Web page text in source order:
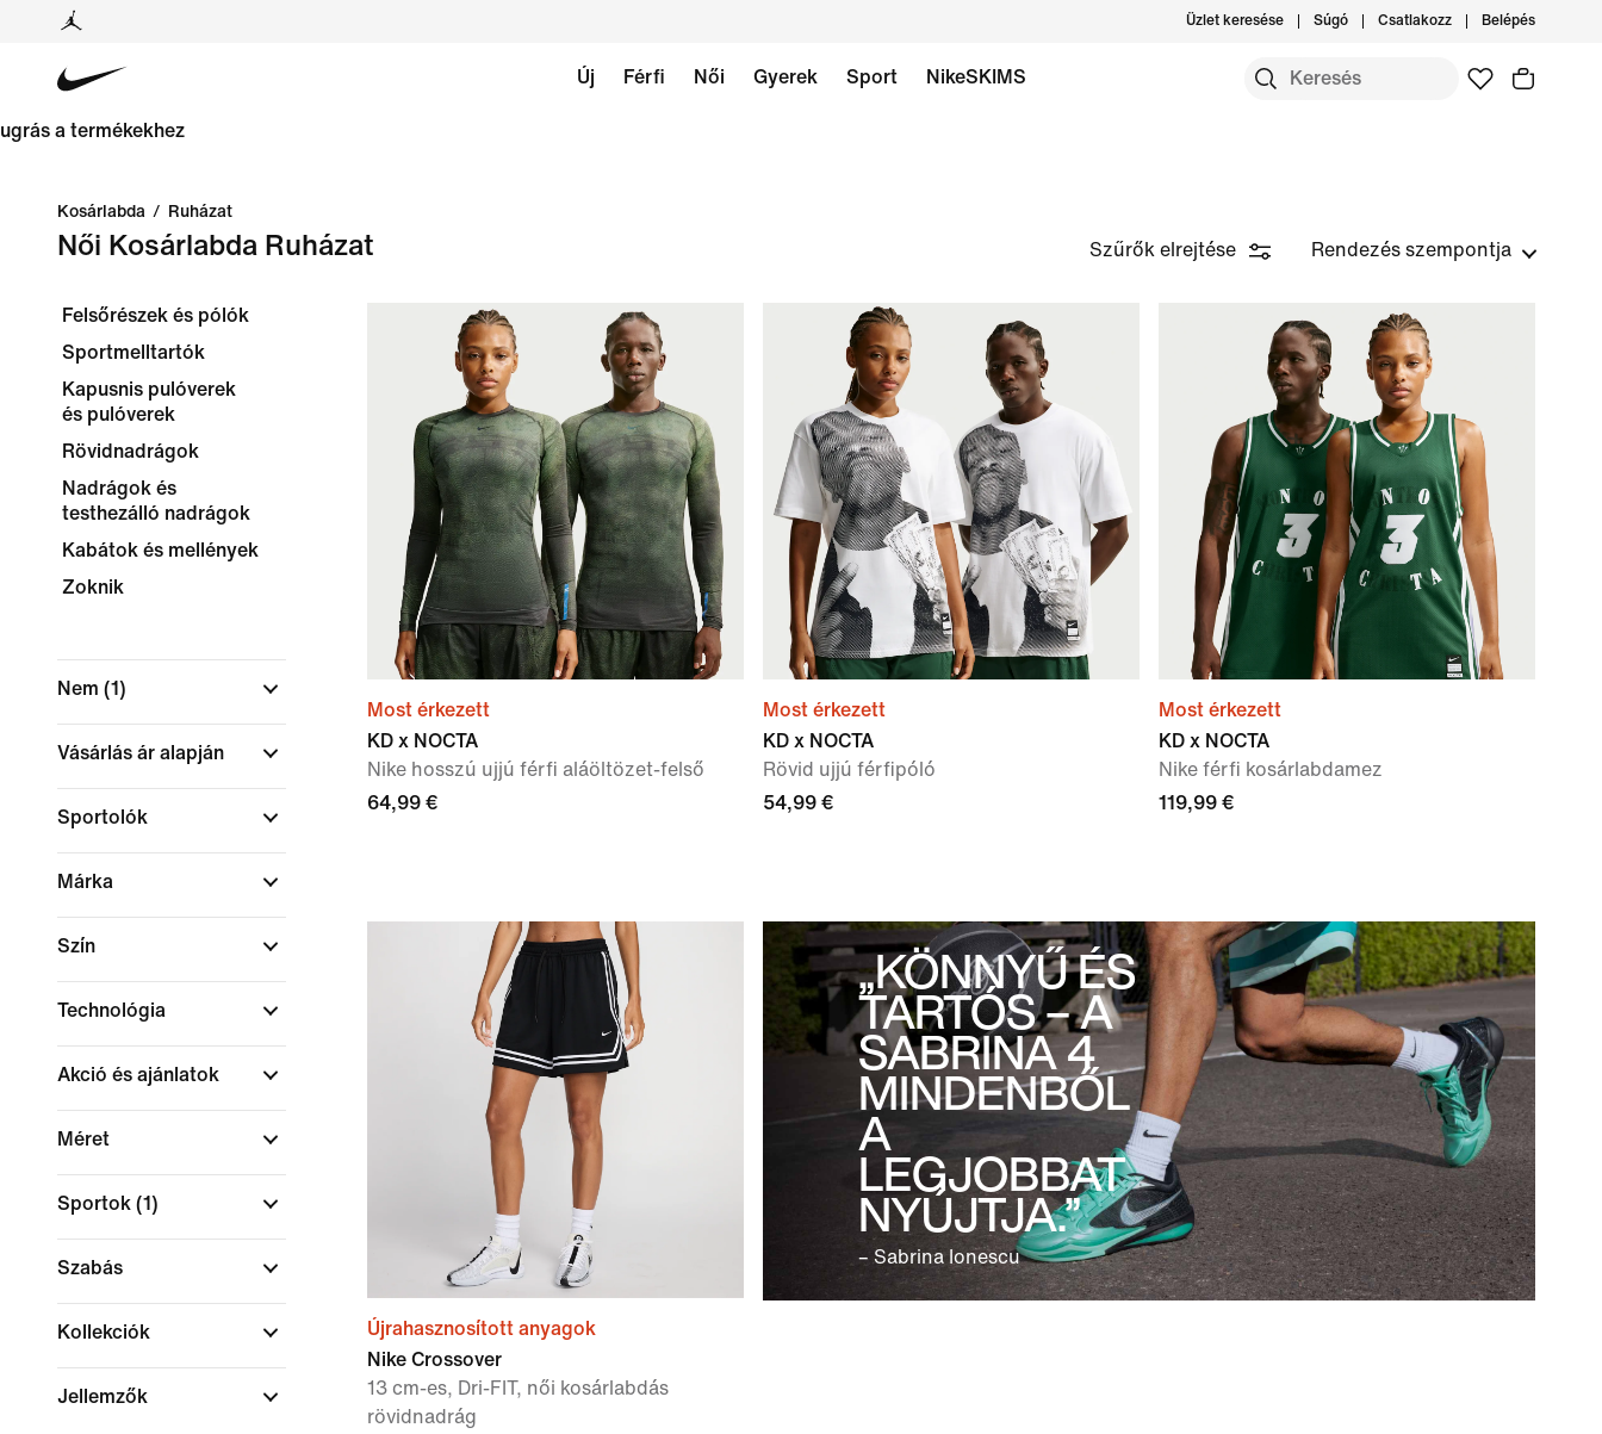
Üzlet keresése Súgó Csatlakozz Belépés
Új Férfi Női Gyerek Sport NikeSKIMS
ugrás a termékekhez
Kosárlabda / Ruházat
Női Kosárlabda Ruházat Szűrők elrejtése Rendezés szempontja
Felsőrészek és pólók
Sportmelltartók
Kapusnis pulóverek
és pulóverek
Rövidnadrágok
Nadrágok és
testhezálló nadrágok
Kabátok és mellények
Zoknik
Nem (1)
Vásárlás ár alapján
Sportolók
Márka
Szín
Technológia
Akció és ajánlatok
Méret
Sportok (1)
Szabás
Kollekciók
Jellemzők
Most érkezett
KD x NOCTA
Nike hosszú ujjú férfi aláöltözet-felső
64,99 €
Most érkezett
KD x NOCTA
Rövid ujjú férfipóló
54,99 €
Most érkezett
KD x NOCTA
Nike férfi kosárlabdamez
119,99 €
Újrahasznosított anyagok
Nike Crossover
13 cm-es, Dri-FIT, női kosárlabdás
rövidnadrág
„KÖNNYŰ ÉS
TARTÓS – A
SABRINA 4
MINDENBŐL
A
LEGJOBBAT
NYÚJTJA.”
– Sabrina Ionescu